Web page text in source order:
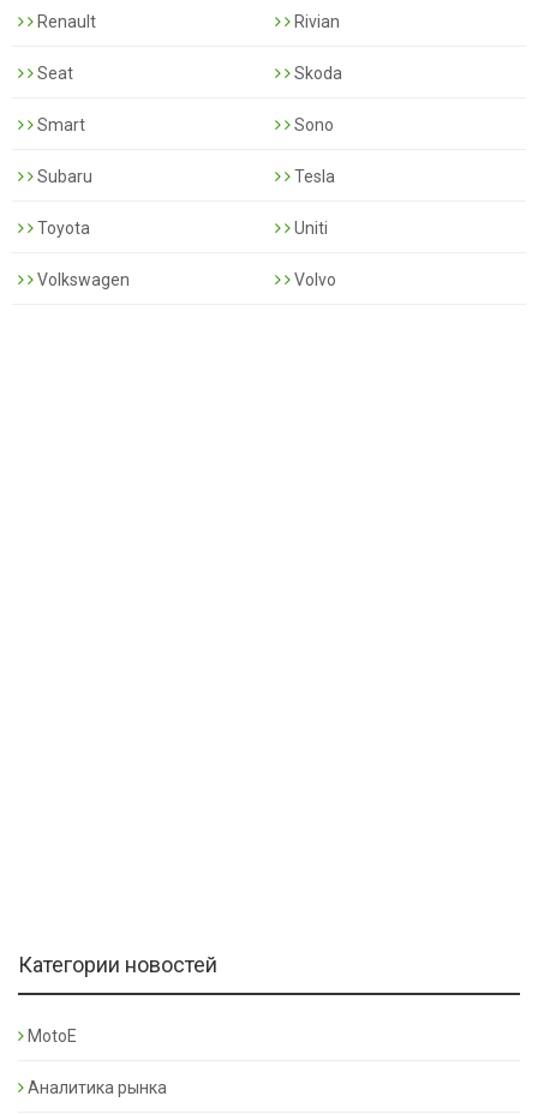
Renault Rivian
Seat Skoda
Smart Sono
Subaru Tesla
Toyota Uniti
Volkswagen Volvo
Категории новостей
MotoE
Аналитика рынка